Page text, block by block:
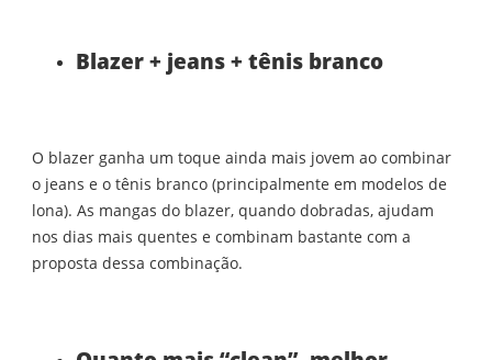
Blazer + jeans + tênis branco
O blazer ganha um toque ainda mais jovem ao combinar
o jeans e o tênis branco (principalmente em modelos de
lona). As mangas do blazer, quando dobradas, ajudam
nos dias mais quentes e combinam bastante com a
proposta dessa combinação.